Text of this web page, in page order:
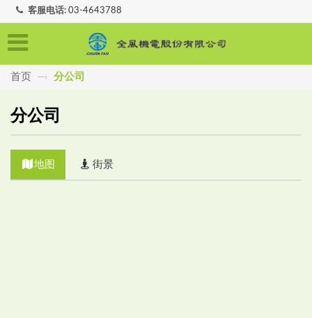
客服电话: 03-4643788
首页 —› 分公司
分公司
地图 街景